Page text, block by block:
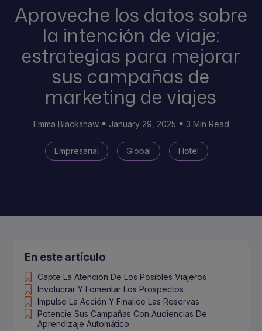
Aproveche los datos sobre
la intención de viaje:
estrategias para mejorar
sus campañas de
marketing de viajes
Emma Blackshaw January 29, 2025 3 Min Read
Empresarial Global Hotel
En este artículo
Capte La Atención De Los Posibles Viajeros
Involucrar Y Fomentar Los Prospectos
Impulse La Acción Y Finalice Las Reservas
Potencie Sus Campañas Con Audiencias De
Aprendizaje Automático